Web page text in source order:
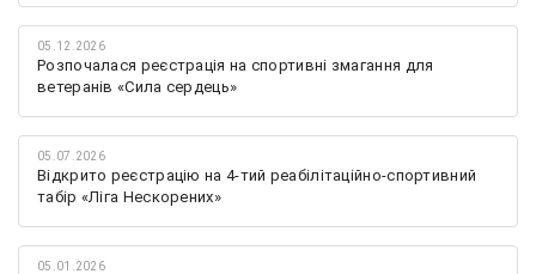
05.12.2026
Розпочалася реєстрація на спортивні змагання для
ветеранів «Сила сердець»
05.07.2026
Відкрито реєстрацію на 4-тий реабілітаційно-спортивний
табір «Ліга Нескорених»
05.01.2026